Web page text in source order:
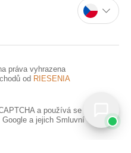
práva vyhrazena
od RIESENIA
a používá se
a jejich Smluvní